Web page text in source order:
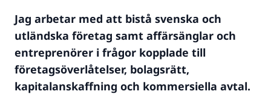
Jag arbetar med att bistå svenska och
utländska företag samt affärsänglar och
entreprenörer i frågor kopplade till
företagsöverlåtelser, bolagsrätt,
kapitalanskaffning och kommersiella avtal.